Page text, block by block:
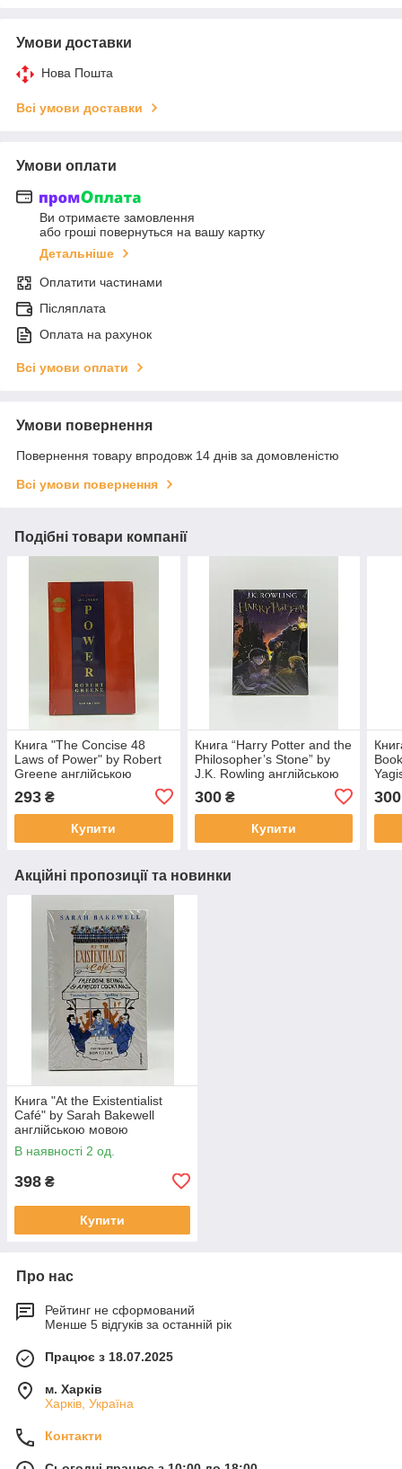
Умови доставки
Нова Пошта
Всі умови доставки
Умови оплати
Ви отримаєте замовлення
або гроші повернуться на вашу картку
Детальніше
Оплатити частинами
Післяплата
Оплата на рахунок
Всі умови оплати
Умови повернення
Повернення товару впродовж 14 днів за домовленістю
Всі умови повернення
Подібні товари компанії
Книга "The Concise 48
Laws of Power" by Robert
Greene англійською
293 ₴
Купити
Книга “Harry Potter and the
Philosopher’s Stone” by
J.K. Rowling англійською
300₴
Купити
300
Акційні пропозиції та новинки
Книга "At the Existentialist
Café" by Sarah Bakewell
англійською мовою
В наявності 2 од.
398 ₴
Купити
Про нас
Рейтинг не сформований
Менше 5 відгуків за останній рік
Працює з 18.07.2025
м. Харків
Харків, Україна
Контакти